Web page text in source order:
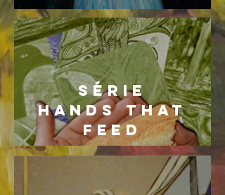
série
HANDS THAT
FEED